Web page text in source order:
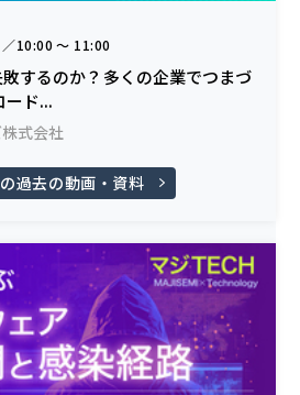
10:00 〜 11:00
するのか？多くの企業でつまづ
ード...
式会社
過去の動画・資料